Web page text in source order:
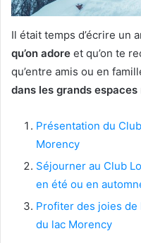
Il était temps d’écrire un
qu’on adore et qu’on te
qu’entre amis ou en
dans les grands espaces
Présentation du
Morency
Séjourner au Club
en été ou en
Profiter des joies de
du lac Morency